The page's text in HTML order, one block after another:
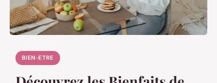
BIEN-ETRE